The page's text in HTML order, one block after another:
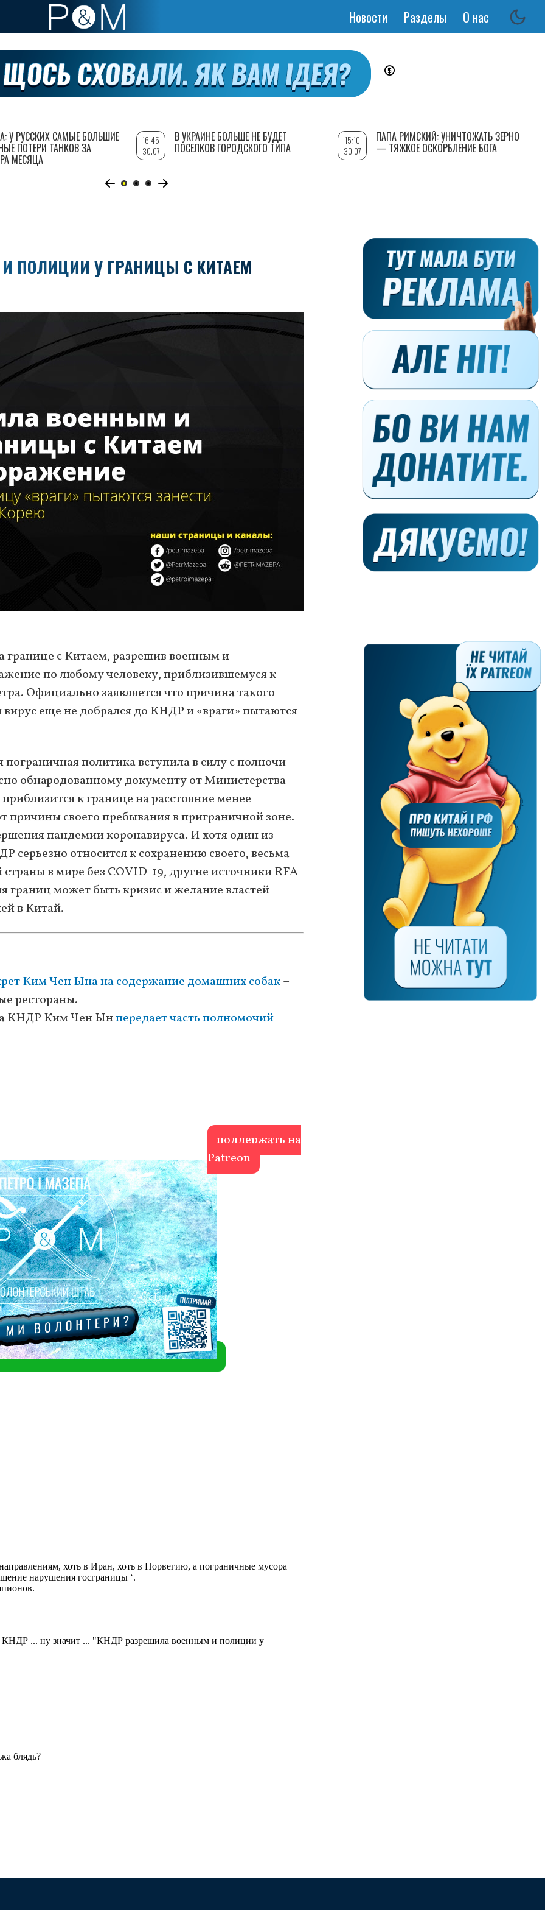
Основная
Новости Разделы О нас
ПОЛИЦИИ У ГРАНИЦЫ С КИТАЕМ
с Китаем, разрешив военным и
по любому человеку, приблизившемуся к
Официально заявляется что причина такого
еще не добрался до КНДР и «враги» пытаются
пограничная политика вступила в силу с полночи
обнародованному документу от Министерства
к границе на расстояние менее
причины своего пребывания в приграничной зоне.
пандемии коронавируса. И хотя один из
серьезно относится к сохранению своего, весьма
в мире без COVID-19, другие источники RFA
границ может быть кризис и желание властей
в Китай.
Ким Чен Ына на содержание домашних собак–
рестораны.
КНДР Ким Чен Ынпередает часть полномочий
поддержать на
Patreon
У РУССКИХ САМЫЕ БОЛЬШИЕ
ПОТЕРИ ТАНКОВ ЗА
МЕСЯЦА
16:45
30.07
В УКРАИНЕ БОЛЬШЕ НЕ БУДЕТ
ПОСЕЛКОВ ГОРОДСКОГО ТИПА
15:10
30.07
ПАПА РИМСКИЙ: УНИЧТОЖАТЬ ЗЕРНО
— ТЯЖКОЕ ОСКОРБЛЕНИЕ БОГА